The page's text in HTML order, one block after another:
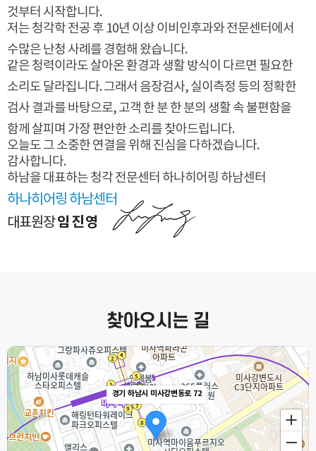
것부터 시작합니다.
저는 청각학 전공 후 10년 이상 이비인후과와 전문센터에서
수많은 난청 사례를 경험해 왔습니다.
같은 청력이라도 살아온 환경과 생활 방식이 다르면 필요한
소리도 달라집니다.그래서 음장검사, 실이측정 등의 정확한
검사 결과를 바탕으로,고객 한 분 한 분의 생활 속 불편함을
함께 살피며 가장 편안한 소리를 찾아드립니다.
오늘도 그 소중한 연결을 위해 진심을 다하겠습니다.
감사합니다.
하남을 대표하는 청각 전문센터 하나히어링 하남센터
하나히어링 하남센터
대표원장임진영
찾아오시는 길
경기 하남시 미사강변동로 72